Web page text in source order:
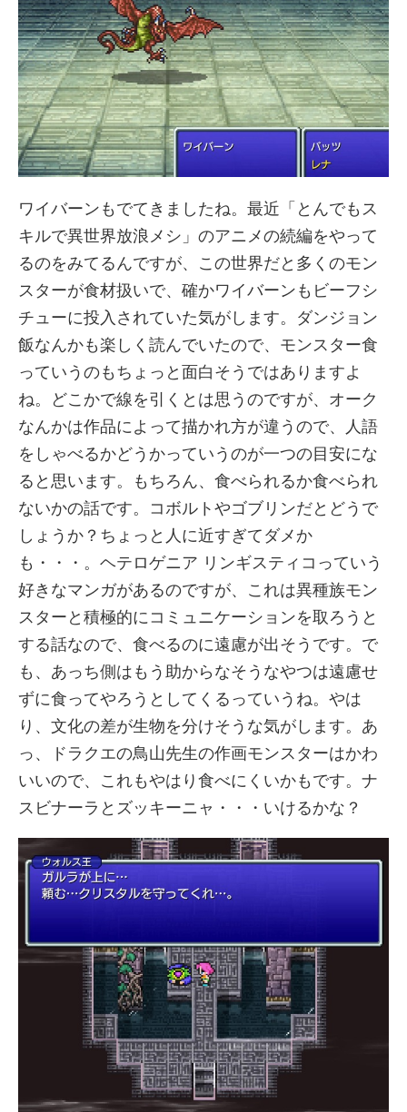
ワイバーンもでてきましたね。最近「とんでもス
キルで異世界放浪メシ」のアニメの続編をやって
るのをみてるんですが、この世界だと多くのモン
スターが食材扱いで、確かワイバーンもビーフシ
チューに投入されていた気がします。ダンジョン
飯なんかも楽しく読んでいたので、モンスター食
っていうのもちょっと面白そうではありますよ
ね。どこかで線を引くとは思うのですが、オーク
なんかは作品によって描かれ方が違うので、人語
をしゃべるかどうかっていうのが一つの目安にな
ると思います。もちろん、食べられるか食べられ
ないかの話です。コボルトやゴブリンだとどうで
しょうか？ちょっと人に近すぎてダメか
も・・・。ヘテロゲニア リンギスティコっていう
好きなマンガがあるのですが、これは異種族モン
スターと積極的にコミュニケーションを取ろうと
する話なので、食べるのに遠慮が出そうです。で
も、あっち側はもう助からなそうなやつは遠慮せ
ずに食ってやろうとしてくるっていうね。やは
り、文化の差が生物を分けそうな気がします。あ
っ、ドラクエの鳥山先生の作画モンスターはかわ
いいので、これもやはり食べにくいかもです。ナ
スビナーラとズッキーニャ・・・いけるかな？